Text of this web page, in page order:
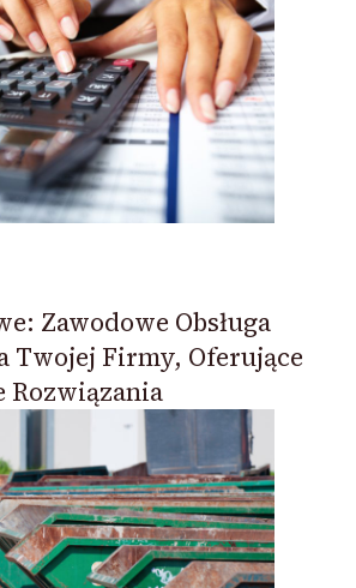
Zawodowe Obsługa
Twojej Firmy, Oferujące
Rozwiązania